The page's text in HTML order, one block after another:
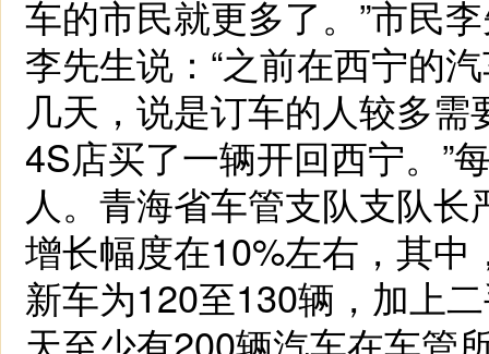
车的市民就更多了。”市民
李先生说：“之前在西宁的
几天，说是订车的人较多
4S店买了一辆开回西宁。”
人。青海省车管支队支队
增长幅度在10%左右，其
新车为120至130辆，加上